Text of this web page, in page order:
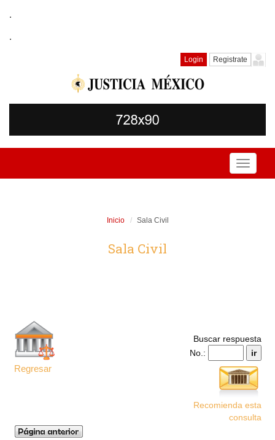
.
.
Login Registrate
Toggle
Inicio Sala Civil
Sala Civil
Regresar
Buscar respuesta
No.:
Recomienda esta
consulta